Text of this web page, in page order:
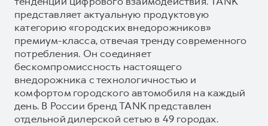
представляет актуальную продуктовую
категорию «городских внедорожников»
премиум-класса, отвечая тренду современного
потребления. Он соединяет
бескомпромиссность настоящего
внедорожника с технологичностью и
комфортом городского автомобиля на каждый
день. В России бренд TANK представлен
отдельной дилерской сетью в 49 городах.